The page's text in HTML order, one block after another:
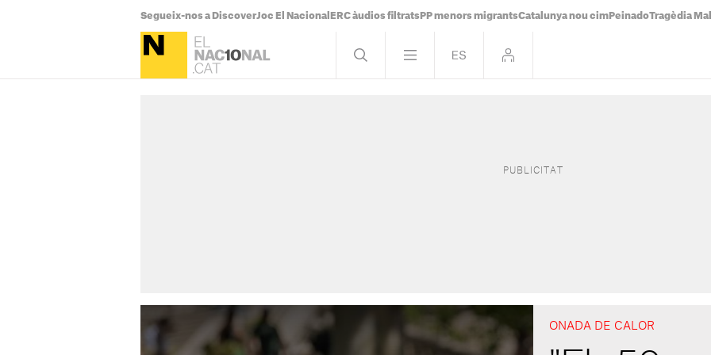
Segueix-nos a DiscoverJoc El Nacional ERC àudios filtrats PP menors migrantsCatalunya nou cim PeinadoTragèdia
ONADA DE CALOR